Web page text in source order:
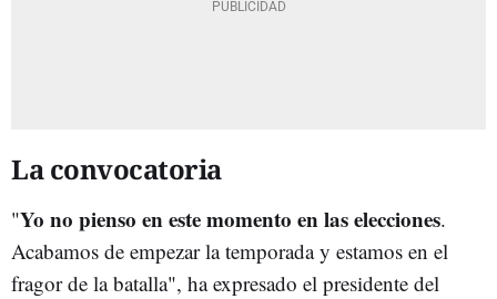
La convocatoria
"Yo no pienso en este momento en las elecciones.
Acabamos de empezar la temporada y estamos en el
fragor de la batalla", ha expresado el presidente del